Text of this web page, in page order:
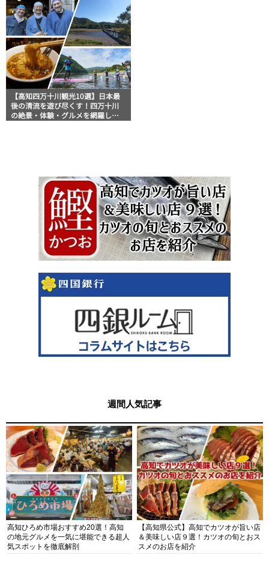
【高知四万十川観光10選】日本最
後の清流を遊び尽くす！四万十川
の絶景・体験・グルメを網羅した
週間人気記事
高知ひろめ市場おすすめ20選！高知
の地元グルメを一気に堪能できる超人
気スポットを徹底解剖
【高知県公式】高知でカツオが旨い店
＆美味しい店９選！カツオの旬とおス
スメのお店を紹介